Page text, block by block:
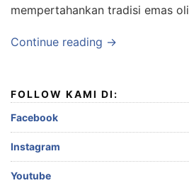
mempertahankan tradisi emas
Continue reading →
FOLLOW KAMI DI:
Facebook
Instagram
Youtube